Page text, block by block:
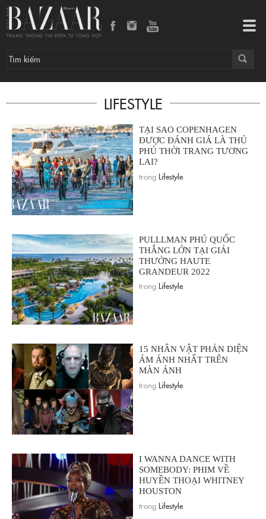
LIFESTYLE
TẠI SAO COPENHAGEN
ĐƯỢC ĐÁNH GIÁ LÀ THỦ
PHỦ THỜI TRANG TƯƠNG
LAI?
trong Lifestyle
PULLLMAN PHÚ QUỐC
THẮNG LỚN TẠI GIẢI
THƯỞNG HAUTE
GRANDEUR 2022
trong Lifestyle
15 NHÂN VẬT PHẢN DIỆN
ÁM ẢNH NHẤT TRÊN
MÀN ẢNH
trong Lifestyle
I WANNA DANCE WITH
SOMEBODY: PHIM VỀ
HUYỀN THOẠI WHITNEY
HOUSTON
trong Lifestyle